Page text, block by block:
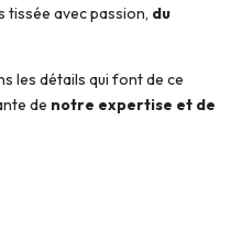
tissée avec passion, du
les détails qui font de ce
de notre expertise et de